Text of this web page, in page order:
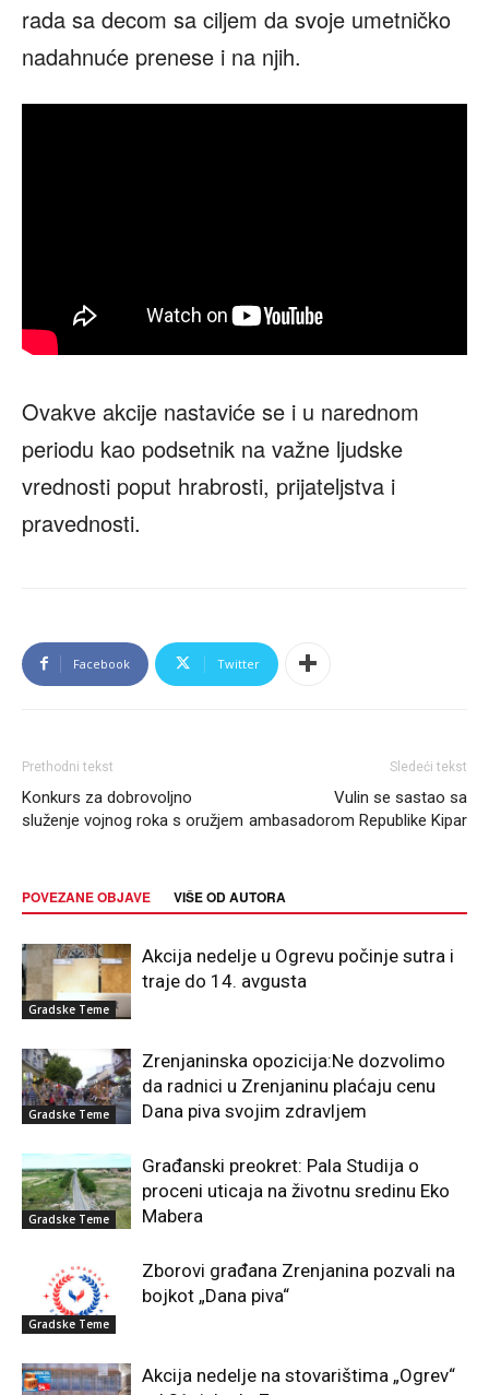
rada sa decom sa ciljem da svoje umetničko
nadahnuće prenese i na njih.
Ovakve akcije nastaviće se i u narednom
periodu kao podsetnik na važne ljudske
vrednosti poput hrabrosti, prijateljstva i
pravednosti.
Facebook Twitter
Prethodni tekst
Konkurs za dobrovoljno
služenje vojnog roka s oružjem
Sledeći tekst
Vulin se sastao sa
ambasadorom Republike Kipar
POVEZANE OBJAVE VIŠE OD AUTORA
Gradske Teme
Akcija nedelje u Ogrevu počinje sutra i
traje do 14. avgusta
Gradske Teme
Zrenjaninska opozicija:Ne dozvolimo
da radnici u Zrenjaninu plaćaju cenu
Dana piva svojim zdravljem
Gradske Teme
Građanski preokret: Pala Studija o
proceni uticaja na životnu sredinu Eko
Mabera
Gradske Teme
Zborovi građana Zrenjanina pozvali na
bojkot „Dana piva“
Akcija nedelje na stovarištima „Ogrev“